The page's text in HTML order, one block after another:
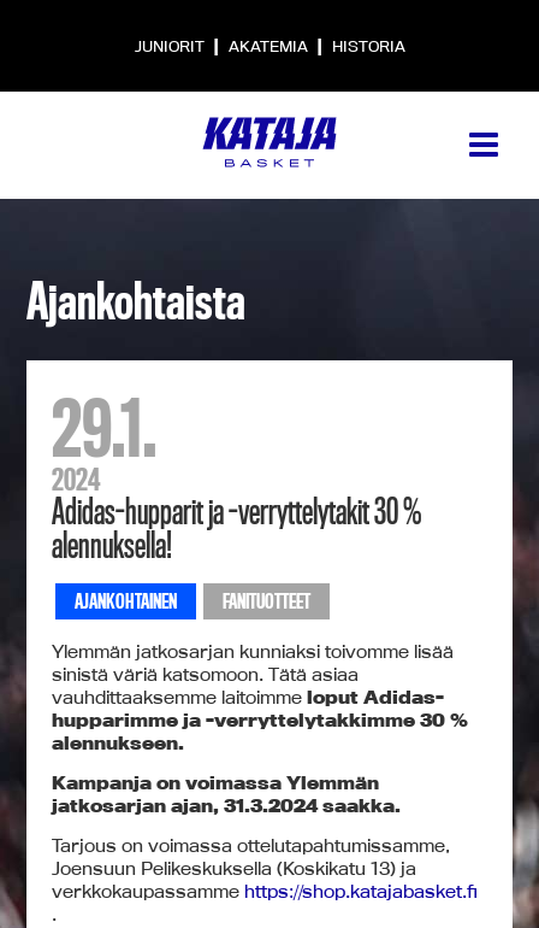
JUNIORIT | AKATEMIA | HISTORIA
Ajankohtaista
29.1.
2024
Adidas-hupparit ja -verryttelytakit 30 %
alennuksella!
AJANKOHTAINEN FANITUOTTEET
Ylemmän jatkosarjan kunniaksi toivomme lisää
sinistä väriä katsomoon. Tätä asiaa
vauhdittaaksemme laitoimme loput Adidas-
hupparimme ja -verryttelytakkimme 30 %
alennukseen.
Kampanja on voimassa Ylemmän
jatkosarjan ajan, 31.3.2024 saakka.
Tarjous on voimassa ottelutapahtumissamme,
Joensuun Pelikeskuksella (Koskikatu 13) ja
verkkokaupassamme https://shop.katajabasket.fi
.